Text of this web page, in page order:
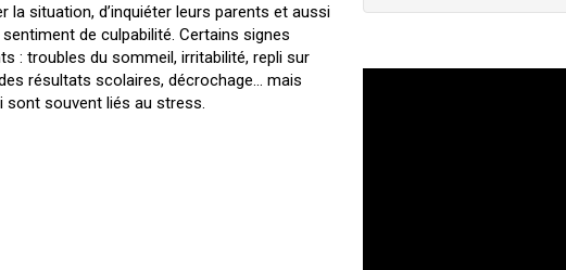
la situation, d’inquiéter leurs parents et aussi
de culpabilité. Certains signes
: troubles du sommeil, irritabilité, repli sur
résultats scolaires, décrochage… mais
sont souvent liés au stress.